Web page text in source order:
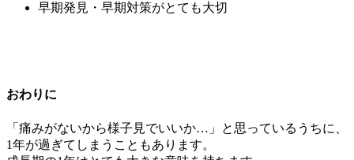
早期発見・早期対策がとても大切
おわりに
「痛みがないから様子見でいいか…」と思っているうちに、
1年が過ぎてしまうこともあります。